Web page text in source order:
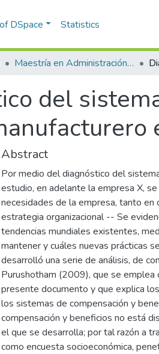
DSpace Statistics
Maestría en Administración - MBA (tesis)
del
Abstract
Por medio del diagnóstico del
estudio, en adelante la empresa X,
necesidades de la empresa, tanto
estrategia organizacional -- Se
tendencias mundiales existentes,
mantener y cuáles nuevas prácticas
desarrolló una serie de análisis, de
Purushotham (2009), que se
presente documento y que explica
los sistemas de compensación y
compensación y beneficios no está
el que se desarrolla; por tal razón a
como encuesta socioeconómica,